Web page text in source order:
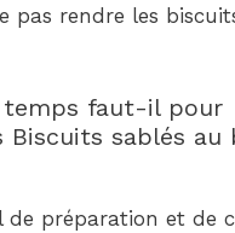
pas rendre les
temps faut-il pour
Biscuits sablés au
préparation et de